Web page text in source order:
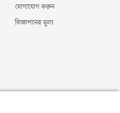
যোগাযোগ করুন
বিজ্ঞাপনের মূল্য